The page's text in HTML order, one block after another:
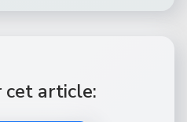
cet article: